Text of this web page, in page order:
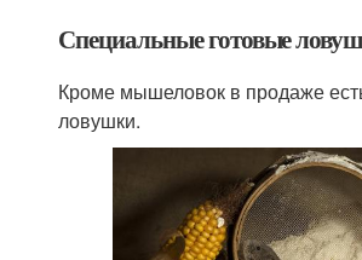
Специальные готовые
Кроме мышеловок в продаже
ловушки.